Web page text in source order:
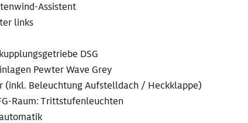
Assistent
links
DSG
Pewter Wave Grey
(inkl. Beleuchtung Aufstelldach / Heckklappe)
Raum: Trittstufenleuchten